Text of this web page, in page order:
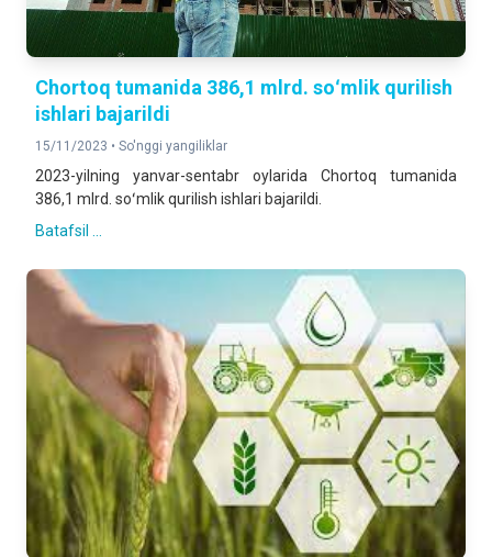
Chortoq tumanida 386,1 mlrd. soʻmlik qurilish
ishlari bajarildi
15/11/2023 • So'nggi yangiliklar
2023-yilning yanvar-sentabr oylarida Chortoq tumanida
386,1 mlrd. soʻmlik qurilish ishlari bajarildi.
Batafsil ...